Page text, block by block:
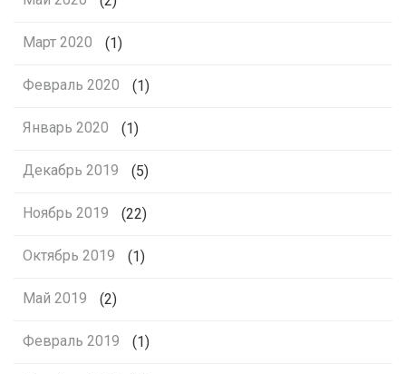
Март 2020 (1)
Февраль 2020 (1)
Январь 2020 (1)
Декабрь 2019 (5)
Ноябрь 2019 (22)
Октябрь 2019 (1)
Май 2019 (2)
Февраль 2019 (1)